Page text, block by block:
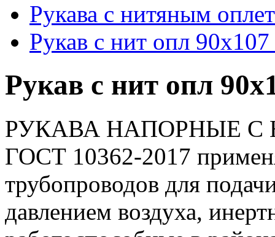
Рукава с нитяным
Рукав с нит опл
Рукав с нит опл
РУКАВА НАПОРНЫЕ
ГОСТ 10362-2017
трубопроводов для
давлением воздуха,